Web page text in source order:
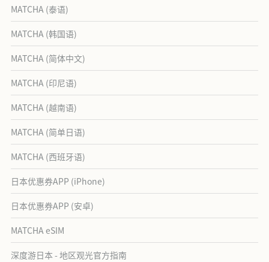
MATCHA (泰语)
MATCHA (韩国语)
MATCHA (简体中文)
MATCHA (印尼语)
MATCHA (越南语)
MATCHA (简单日语)
MATCHA (西班牙语)
日本优惠券APP (iPhone)
日本优惠券APP (安卓)
MATCHA eSIM
深度游日本 - 地区观光官方指南